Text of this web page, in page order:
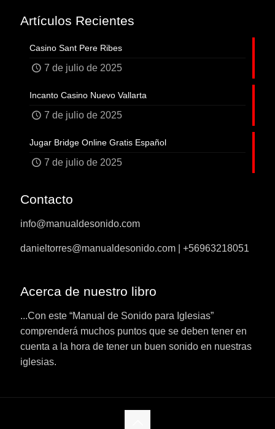
Artículos Recientes
Casino Sant Pere Ribes
7 de julio de 2025
Incanto Casino Nuevo Vallarta
7 de julio de 2025
Jugar Bridge Online Gratis Español
7 de julio de 2025
Contacto
info@manualdesonido.com
danieltorres@manualdesonido.com | +56963218051
Acerca de nuestro libro
...Con este “Manual de Sonido para Iglesias”
comprenderá muchos puntos que se deben tener en
cuenta a la hora de tener un buen sonido en nuestras
iglesias.